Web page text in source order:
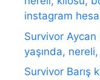
instagram
Survivor
yaşında,
Survivor Barış